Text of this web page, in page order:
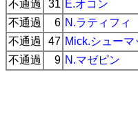
不通過
31 E.オコン
不通過
6 N.ラティフィ
不通過
47 Mick.シューマ
不通過
9 N.マゼピン